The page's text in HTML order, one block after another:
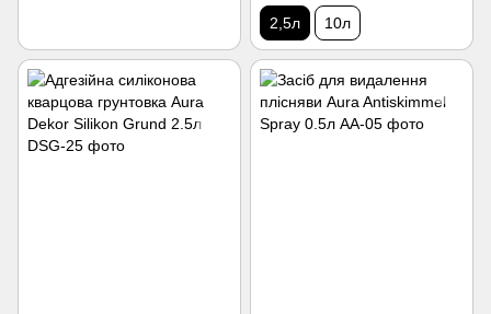
2,5л 10л